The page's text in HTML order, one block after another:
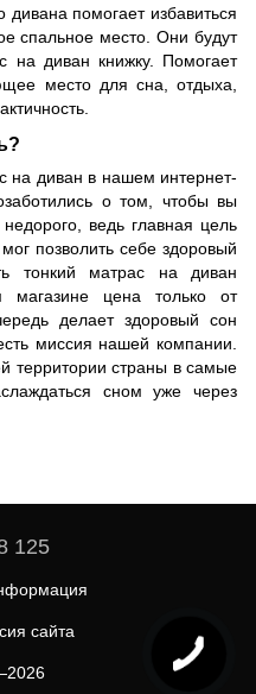
помогает избавиться
спальное место. Они будут
на диван книжку. Помогает
место для сна, отдыха,
на диван в нашем интернет-
о том, чтобы вы
ведь главная цель
позволить себе здоровый
тонкий матрас на диван
магазине цена только от
делает здоровый сон
миссия нашей компании.
территории страны в самые
сном уже через
125
сайта